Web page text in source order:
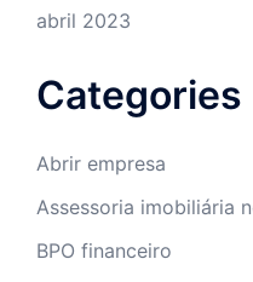
abril 2023
Categories
Abrir empresa
Assessoria imobiliária
BPO financeiro